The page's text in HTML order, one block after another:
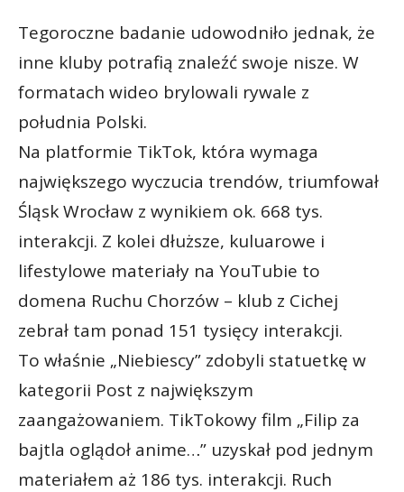
Tegoroczne badanie udowodniło jednak, że
inne kluby potrafią znaleźć swoje nisze. W
formatach wideo brylowali rywale z
południa Polski.
Na platformie TikTok, która wymaga
największego wyczucia trendów, triumfował
Śląsk Wrocław z wynikiem ok. 668 tys.
interakcji. Z kolei dłuższe, kuluarowe i
lifestylowe materiały na YouTubie to
domena Ruchu Chorzów – klub z Cichej
zebrał tam ponad 151 tysięcy interakcji.
To właśnie „Niebiescy” zdobyli statuetkę w
kategorii Post z największym
zaangażowaniem. TikTokowy film „Filip za
bajtla oglądoł anime…” uzyskał pod jednym
materiałem aż 186 tys. interakcji. Ruch